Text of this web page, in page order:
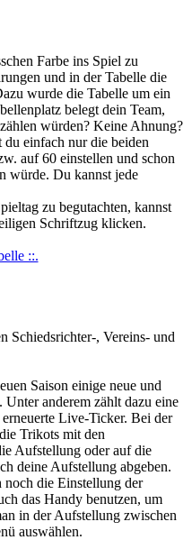
Farbe ins Spiel zu
und in der Tabelle die
wurde die Tabelle um ein
belegt dein Team,
würden? Keine Ahnung?
du einfach nur die beiden
auf 60 einstellen und schon
würde. Du kannst jede
zu begutachten, kannst
Schriftzug klicken.
::.
Schiedsrichter-, Vereins- und
Saison einige neue und
Unter anderem zählt dazu eine
Live-Ticker. Bei der
Trikots mit den
Aufstellung oder auf die
deine Aufstellung abgeben.
noch die Einstellung der
das Handy benutzen, um
in der Aufstellung zwischen
auswählen.